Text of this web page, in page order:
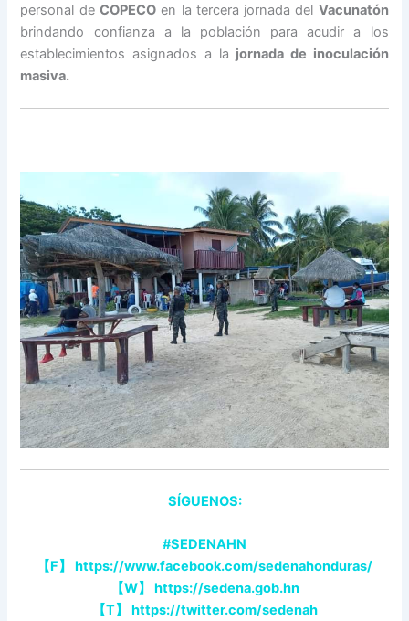
personal de COPECOen la tercera jornada del Vacunatón
brindando confianza a la población para acudir a los
establecimientos asignados a la jornada de inoculación
masiva.
SÍGUENOS:
#SEDENAHN
【F】
https://www.facebook.com/sedenahonduras/
【W】
https://sedena.gob.hn
【T】 https://twitter.com/sedenah